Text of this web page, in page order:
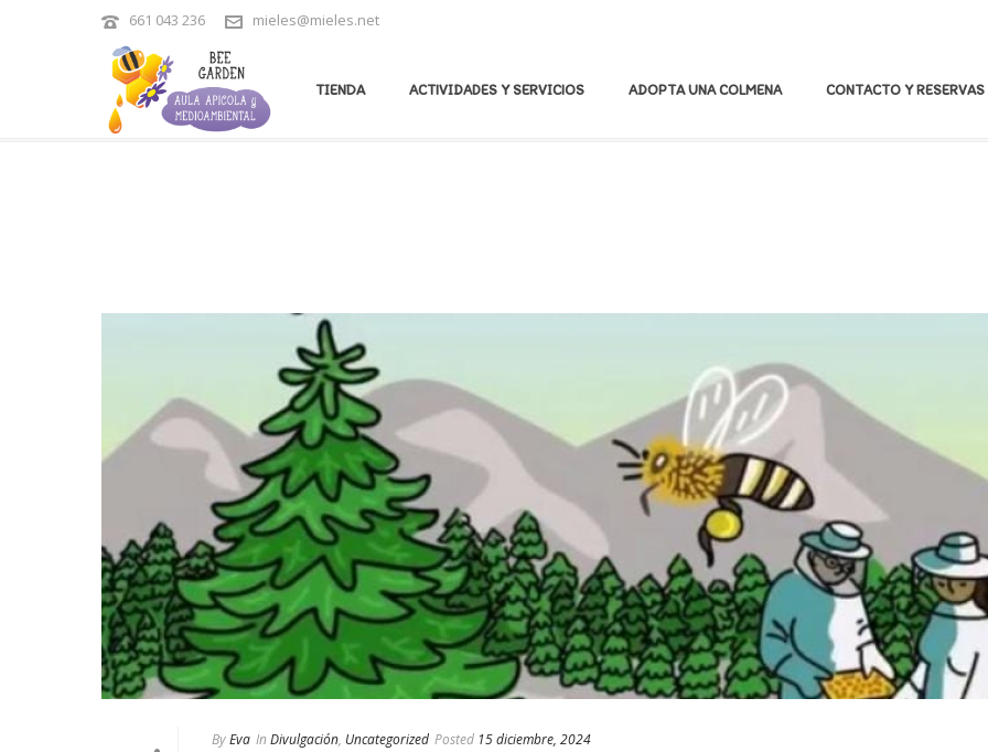
661 043 236 mieles@mieles.net
TIENDA ACTIVIDADES Y SERVICIOS ADOPTA UNA COLMENA CONTACTO Y RESERVAS
ARCHIVES
Tag Archives for: "disfruta en familia"
ByEva In Divulgación, Uncategorized Posted 15 diciembre, 2024